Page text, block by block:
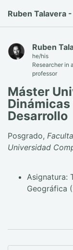
Ruben Talavera
Ruben
he/his
Researcher in
professor
Máster
Desarrollo
Posgrado,
Universidad
Asignatura:
Geográfica